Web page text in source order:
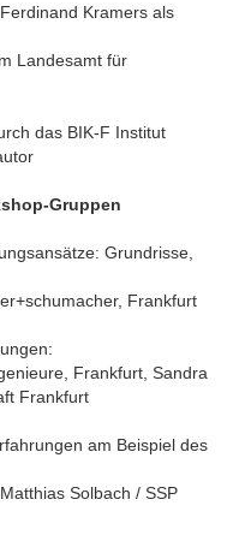
Kramers als
Landesamt für
das BIK-F Institut
Gruppen
Grundrisse,
Frankfurt
Frankfurt, Sandra
Frankfurt
am Beispiel des
Solbach / SSP